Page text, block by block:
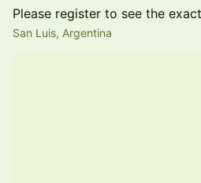
Please register to see the
San Luis, Argentina